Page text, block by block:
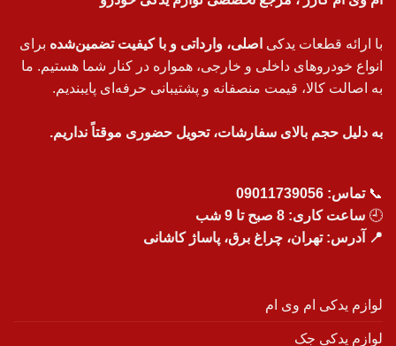
با ارائه قطعات یدکی اصلی، وارداتی و با کیفیت تضمین‌شده برای
انواع خودروهای داخلی و خارجی، همواره در کنار شما هستیم. ما
به اصالت کالا، قیمت منصفانه و پشتیبانی حرفه‌ای پایبندیم.
به دلیل حجم بالای سفارشات، تحویل حضوری موقتاً نداریم.
📞تماس: 09011739056
🕘 ساعت کاری: 8 صبح تا 9 شب
📍 آدرس: تهران، چراغ برق، پاساژ کاشانی
لوازم یدکی ام وی ام
لوازم یدکی جک